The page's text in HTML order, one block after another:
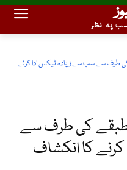
پہ نظر
کی طرف سے سب سے زیادہ ٹیکس ادا کرنے
طبقے کی طرف سے
کا انکشاف